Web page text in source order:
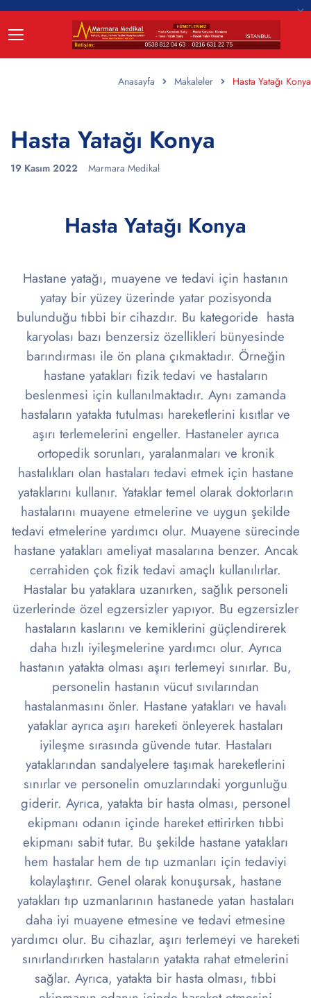
Anasayfa Makaleler Hasta Yatağı Konya
Hasta Yatağı Konya
19 Kasım 2022 Marmara Medikal
Hasta Yatağı Konya
Hastane yatağı, muayene ve tedavi için hastanın
yatay bir yüzey üzerinde yatar pozisyonda
bulunduğu tıbbi bir cihazdır. Bu kategoride hasta
karyolası bazı benzersiz özellikleri bünyesinde
barındırması ile ön plana çıkmaktadır. Örneğin
hastane yatakları fizik tedavi ve hastaların
beslenmesi için kullanılmaktadır. Aynı zamanda
hastaların yatakta tutulması hareketlerini kısıtlar ve
aşırı terlemelerini engeller. Hastaneler ayrıca
ortopedik sorunları, yaralanmaları ve kronik
hastalıkları olan hastaları tedavi etmek için hastane
yataklarını kullanır. Yataklar temel olarak doktorların
hastalarını muayene etmelerine ve uygun şekilde
tedavi etmelerine yardımcı olur. Muayene sürecinde
hastane yatakları ameliyat masalarına benzer. Ancak
cerrahiden çok fizik tedavi amaçlı kullanılırlar.
Hastalar bu yataklara uzanırken, sağlık personeli
üzerlerinde özel egzersizler yapıyor. Bu egzersizler
hastaların kaslarını ve kemiklerini güçlendirerek
daha hızlı iyileşmelerine yardımcı olur. Ayrıca
hastanın yatakta olması aşırı terlemeyi sınırlar. Bu,
personelin hastanın vücut sıvılarından
hastalanmasını önler. Hastane yatakları ve havalı
yataklar ayrıca aşırı hareketi önleyerek hastaları
iyileşme sırasında güvende tutar. Hastaları
yataklarından sandalyelere taşımak hareketlerini
sınırlar ve personelin omuzlarındaki yorgunluğu
giderir. Ayrıca, yatakta bir hasta olması, personel
ekipmanı odanın içinde hareket ettirirken tıbbi
ekipmanı sabit tutar. Bu şekilde hastane yatakları
hem hastalar hem de tıp uzmanları için tedaviyi
kolaylaştırır. Genel olarak konuşursak, hastane
yatakları tıp uzmanlarının hastanede yatan hastaları
daha iyi muayene etmesine ve tedavi etmesine
yardımcı olur. Bu cihazlar, aşırı terlemeyi ve hareketi
sınırlandırırken hastaların yatakta rahat etmelerini
sağlar. Ayrıca, yatakta bir hasta olması, tıbbi